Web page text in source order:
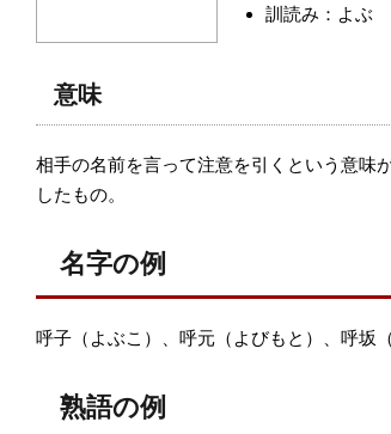
訓読み：よぶ
意味
相手の名前を言って注意を引くという意味
したもの。
名字の例
呼子（よぶこ）、呼元（よびもと）、呼坂
熟語の例